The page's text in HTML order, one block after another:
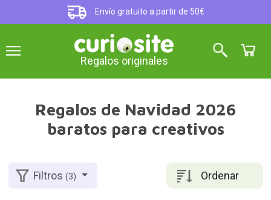
Envío gratuito a partir de 50€
Regalos originales
Regalos de Navidad 2026
baratos para creativos
Ordenar
Filtros(3)